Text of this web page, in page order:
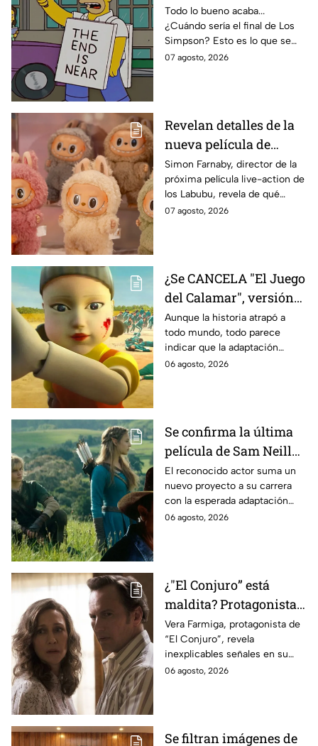
temporada 40? Actriz
de Bart Simpson da
IMPACTANTE
declaración
Todo lo bueno acaba...
¿Cuándo sería el final de Los
Simpson? Esto es lo que se
sabe:
07 agosto, 2026
Revelan detalles de la
nueva película de
Labubu: de qué tratará
y cuándo se estrena
Simon Farnaby, director de la
próxima película live-action de
los Labubu, revela de qué
tratará la cinta. Aquí te
07 agosto, 2026
¿Se CANCELA "El Juego
del Calamar", versión
Estados Unidos? Esto
es lo que se sabe al
momento
Aunque la historia atrapó a
todo mundo, todo parece
indicar que la adaptación
podría ser cancelada:
06 agosto, 2026
Se confirma la última
película de Sam Neill
antes de morir: esto es
lo que se sabe hasta
ahora
El reconocido actor suma un
nuevo proyecto a su carrera
con la esperada adaptación
cinematográfica del popular
06 agosto, 2026
¿"El Conjuro” está
maldita? Protagonista
revela INQUIETANTES
señales en su cuerpo
durante la grabación de
la película
Vera Farmiga, protagonista de
“El Conjuro”, revela
inexplicables señales en su
cuerpo durante el rodaje de la
06 agosto, 2026
Se filtran imágenes de